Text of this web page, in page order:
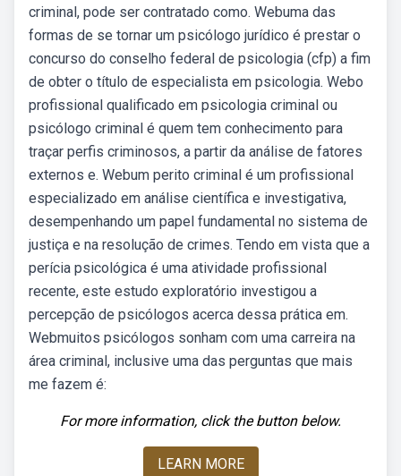
criminal, pode ser contratado como. Webuma das
formas de se tornar um psicólogo jurídico é prestar o
concurso do conselho federal de psicologia (cfp) a fim
de obter o título de especialista em psicologia. Webo
profissional qualificado em psicologia criminal ou
psicólogo criminal é quem tem conhecimento para
traçar perfis criminosos, a partir da análise de fatores
externos e. Webum perito criminal é um profissional
especializado em análise científica e investigativa,
desempenhando um papel fundamental no sistema de
justiça e na resolução de crimes. Tendo em vista que a
perícia psicológica é uma atividade profissional
recente, este estudo exploratório investigou a
percepção de psicólogos acerca dessa prática em.
Webmuitos psicólogos sonham com uma carreira na
área criminal, inclusive uma das perguntas que mais
me fazem é:
For more information, click the button below.
LEARN MORE